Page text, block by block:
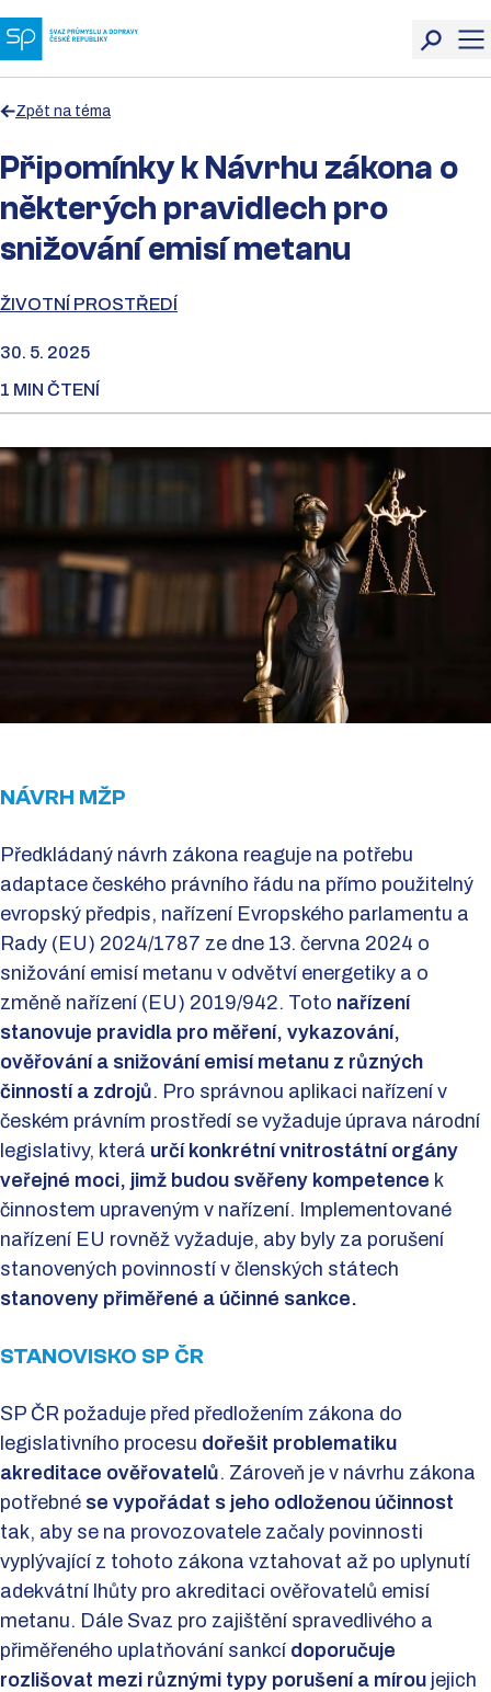
Zpět na téma
Připomínky k Návrhu zákona o
některých pravidlech pro
snižování emisí metanu
ŽIVOTNÍ PROSTŘEDÍ
30. 5. 2025
1 MIN ČTENÍ
NÁVRH MŽP
Předkládaný návrh zákona reaguje na potřebu
adaptace českého právního řádu na přímo použitelný
evropský předpis, nařízení Evropského parlamentu a
Rady (EU) 2024/1787 ze dne 13. června 2024 o
snižování emisí metanu v odvětví energetiky a o
změně nařízení (EU) 2019/942. Toto nařízení
stanovuje pravidla pro měření, vykazování,
ověřování a snižování emisí metanu z různých
činností a zdrojů. Pro správnou aplikaci nařízení v
českém právním prostředí se vyžaduje úprava národní
legislativy, která určí konkrétní vnitrostátní orgány
veřejné moci, jimž budou svěřeny kompetence k
činnostem upraveným v nařízení. Implementované
nařízení EU rovněž vyžaduje, aby byly za porušení
stanovených povinností v členských státech
stanoveny přiměřené a účinné sankce.
STANOVISKO SP ČR
SP ČR požaduje před předložením zákona do
legislativního procesu dořešit problematiku
akreditace ověřovatelů. Zároveň je v návrhu zákona
potřebné se vypořádat s jeho odloženou účinnost
tak, aby se na provozovatele začaly povinnosti
vyplývající z tohoto zákona vztahovat až po uplynutí
adekvátní lhůty pro akreditaci ověřovatelů emisí
metanu. Dále Svaz pro zajištění spravedlivého a
přiměřeného uplatňování sankcí doporučuje
rozlišovat mezi různými typy porušení a mírou jejich